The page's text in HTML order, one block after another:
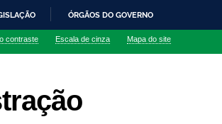
ÓRGÃOS DO GOVERNO
contraste Escala de cinza Mapa do site